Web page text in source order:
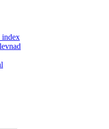
index